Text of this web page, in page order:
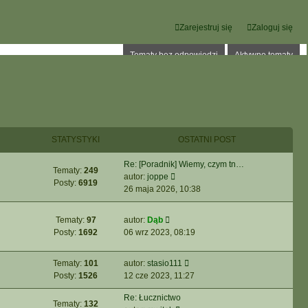
Zaloguj się
Zarejestruj się
Tematy bez odpowiedzi Aktywne tematy
STATYSTYKI OSTATNI POST
Tematy: 249
Posty: 6919
Re: [Poradnik] Wiemy, czym tn…
autor: joppe
ś
e
t
l
n
a
j
26 maja 2026, 10:38
Tematy: 97
Posty: 1692
autor: Dąb
i
e
t
l
06 wrz 2023, 08:19
Tematy: 101
Posty: 1526
autor: stasio111
y
ś
12 cze 2023, 11:27
Tematy: 132
Re: Łucznictwo